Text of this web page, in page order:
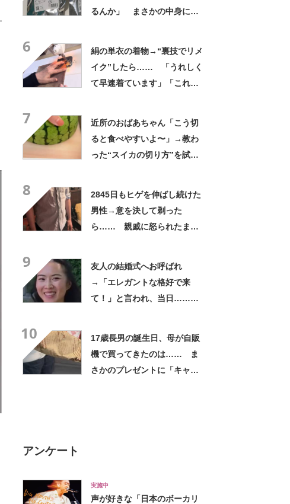
るんか」 まさかの中身に
6
絹の単衣の着物→“裏技でリメ
イク”したら…… 「うれしく
て早速着ています」「これか
7
近所のおばあちゃん「こう切
ると食べやすいよ〜」→教わ
った“スイカの切り方”を試し
8
2845日もヒゲを伸ばし続けた
男性→意を決して剃った
ら…… 親戚に怒られたまさ
9
友人の結婚式へお呼ばれ
→「エレガントな格好で来
て！」と言われ、当日……ま
10
17歳長男の誕生日、母が自販
機で買ってきたのは…… ま
さかのプレゼントに「キャー
アンケート
実施中
声が好きな「日本のボーカリ